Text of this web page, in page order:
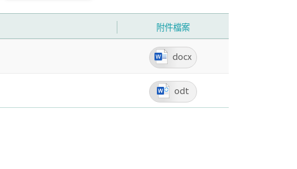
附件檔案
docx
odt